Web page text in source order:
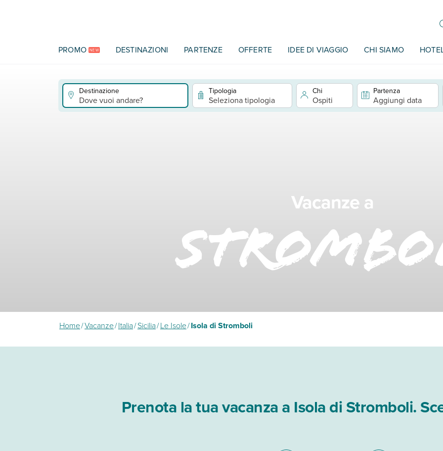
PROMO NEW DESTINAZIONI PARTENZE OFFERTE IDEE DI VIAGGIO CHI SIAMO
Destinazione
Dove vuoi andare?
Tipologia
Seleziona tipologia
Chi
Ospiti
Partenza
Aggiungi data
Vacanze a
Home/Vacanze/Italia/Sicilia/Le Isole/Isola di Stromboli
Prenota la tua vacanza a Isola di Stromboli.